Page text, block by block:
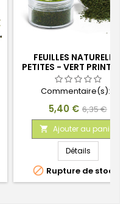
FEUILLES NATURELLES
PETITES - VERT
Commentaire(s):
Prix
5,40 € Prix
de
base
6,35 €
 Ajouter au panier
Détails
 Rupture de stock